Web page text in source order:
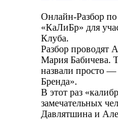
Онлайн-Разбор по
«КаЛиБр» для
Клуба.
Разбор проводят
Мария Бабичева.
назвали просто
Бренда».
В этот раз
замечательных
Давлятшина и